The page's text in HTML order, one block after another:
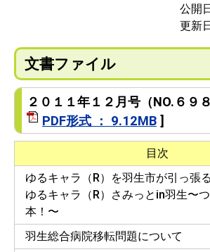
公開
更新
文書ファイル
２０１１年１２月号（NO.６９
PDF形式 ： 9.12MB ]
目次
ゆるキャラ（R）を羽生市が引っ張
ゆるキャラ（R）さみっとin羽生〜
本！〜
羽生総合病院移転問題について